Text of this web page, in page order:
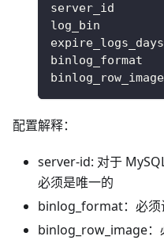
server_id
log_bin
binlog_format
配置解释：
server-id: 对于
必须是唯一的
binlog_format：必须
binlog_row_image：